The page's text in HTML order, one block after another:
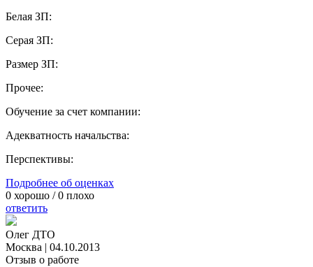
Белая ЗП:
Серая ЗП:
Размер ЗП:
Прочее:
Обучение за счет компании:
Адекватность начальства:
Перспективы:
Подробнее об оценках
0 хорошо /0 плохо
ответить
Олег ДТО
Москва | 04.10.2013
Отзыв о работе